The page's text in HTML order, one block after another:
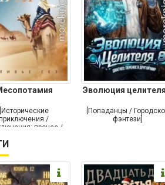
[Исторические
/
прочее /
проза]
Эволюция
[Попаданцы /
фэнтези]